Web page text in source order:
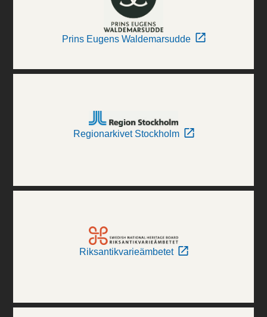
Prins Eugens Waldemarsudde
Regionarkivet Stockholm
Riksantikvarieämbetet